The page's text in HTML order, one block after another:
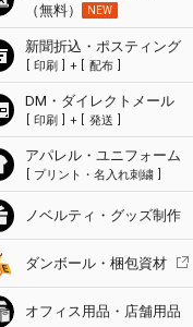
（無料）
NEW
新聞折込・ポスティング
印刷 + 配布
DM・ダイレクトメール
印刷 + 発送
アパレル・ユニフォーム
プリント・名入れ刺繍
ノベルティ・グッズ制作
ダンボール・梱包資材
オフィス用品・店舗用品